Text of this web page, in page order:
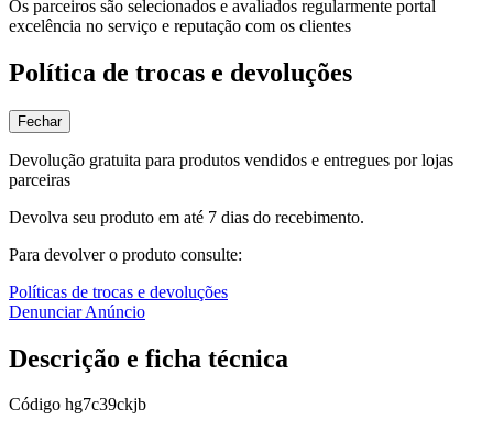
Os parceiros são selecionados e avaliados regularmente portal
excelência no serviço e reputação com os clientes
Política de trocas e devoluções
Fechar
Devolução gratuita para produtos vendidos e entregues por lojas
parceiras
Devolva seu produto em até 7 dias do recebimento.
Para devolver o produto consulte:
Políticas de trocas e devoluções
Denunciar Anúncio
Descrição e ficha técnica
Código hg7c39ckjb